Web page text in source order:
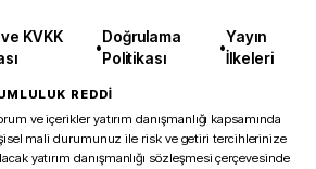
KVKK
•
Doğrulama
Politikası
•
Yayın
İlkeleri
REDDİ
ve içerikler yatırım danışmanlığı kapsamında
mali durumunuz ile risk ve getiri tercihlerinize
yatırım danışmanlığı sözleşmesi çerçevesinde